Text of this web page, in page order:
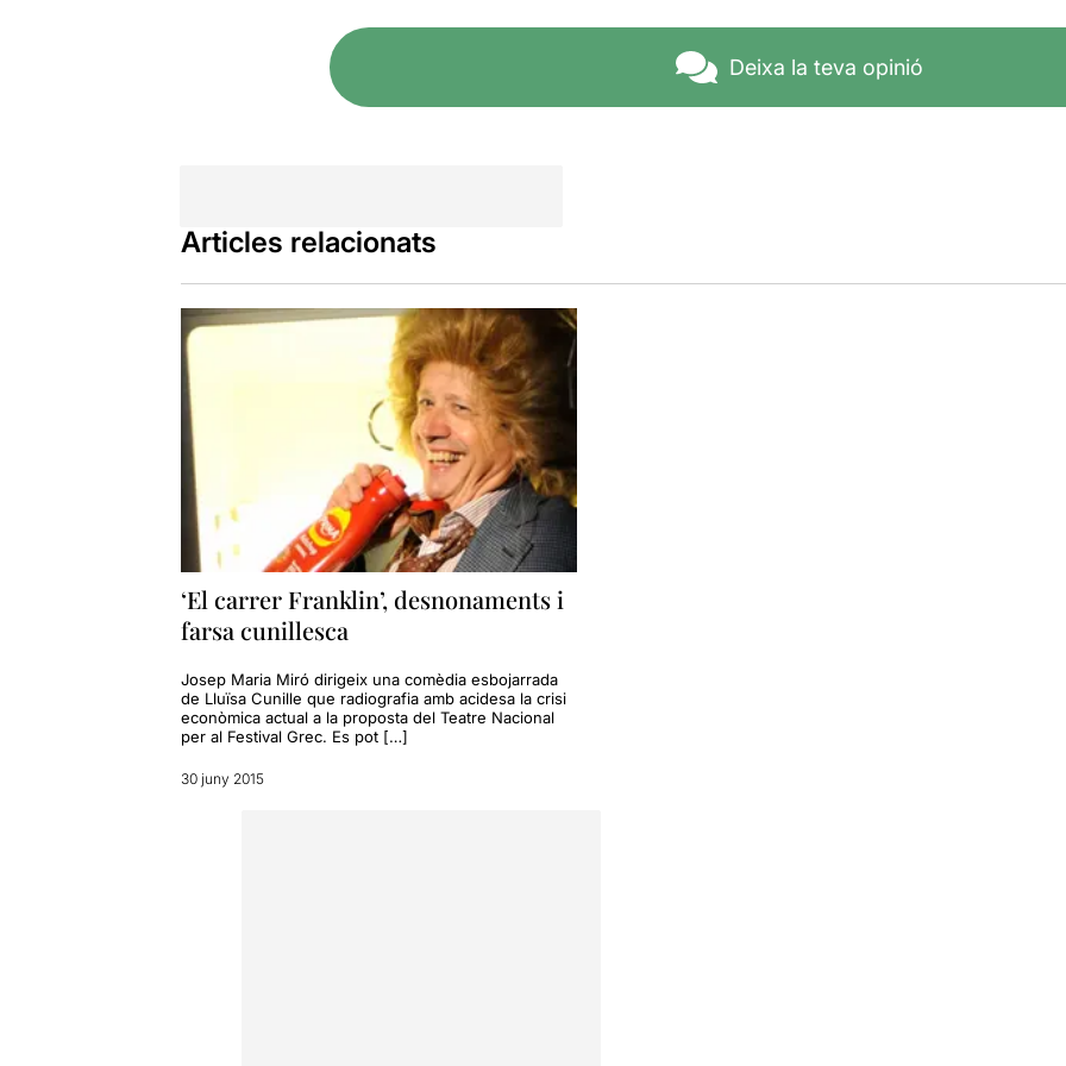
Si el carrer Franklin hagués estat transitat per gent menys important,
d'ell. Crec que tots els autors, directors i actors de renom tenen dret a fer
que ells mateixos han de ser conscients dels riscos que corren... Sigui
Xavier Albertíi aOriol Genísen la seva salsa, divertint-se d'allò més
Deixa la teva opinió
Articles relacionats
‘El carrer Franklin’, desnonaments i
farsa cunillesca
Josep Maria Miró dirigeix una comèdia esbojarrada
de Lluïsa Cunille que radiografia amb acidesa la crisi
econòmica actual a la proposta del Teatre Nacional
per al Festival Grec. Es pot […]
30 juny 2015